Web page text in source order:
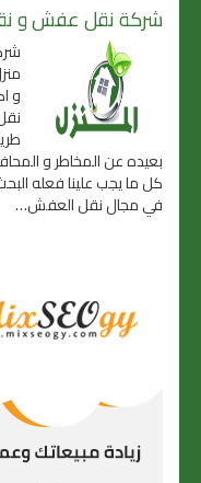
شركة نقل عفش و
و
بعيده عن المخاطر و
كل ما يجب علينا فعله
في مجال نقل العفش…